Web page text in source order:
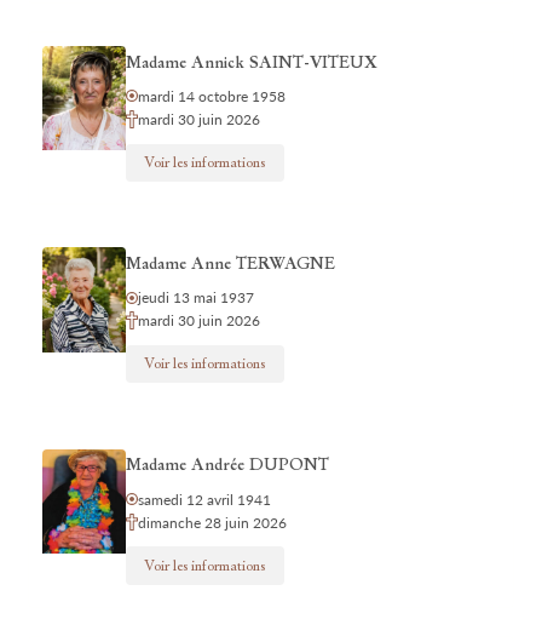
Madame Annick SAINT-VITEUX
mardi 14 octobre 1958
mardi 30 juin 2026
Voir les informations
Madame Anne TERWAGNE
jeudi 13 mai 1937
mardi 30 juin 2026
Voir les informations
Madame Andrée DUPONT
samedi 12 avril 1941
dimanche 28 juin 2026
Voir les informations